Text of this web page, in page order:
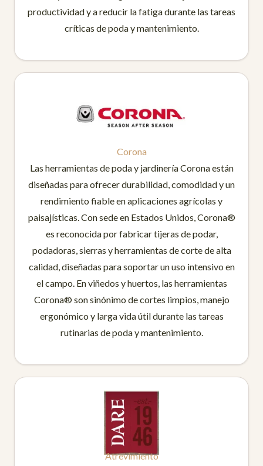
productividad y a reducir la fatiga durante las tareas
críticas de poda y mantenimiento.
Corona
Las herramientas de poda y jardinería Corona están
diseñadas para ofrecer durabilidad, comodidad y un
rendimiento fiable en aplicaciones agrícolas y
paisajísticas. Con sede en Estados Unidos, Corona®
es reconocida por fabricar tijeras de podar,
podadoras, sierras y herramientas de corte de alta
calidad, diseñadas para soportar un uso intensivo en
el campo. En viñedos y huertos, las herramientas
Corona® son sinónimo de cortes limpios, manejo
ergonómico y larga vida útil durante las tareas
rutinarias de poda y mantenimiento.
Atrevimiento